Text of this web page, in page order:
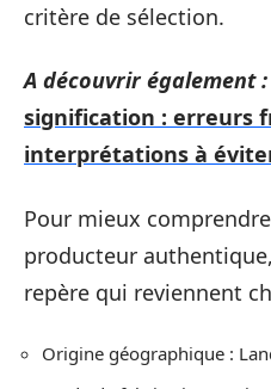
critère de sélection.
A découvrir également :
signification : erreurs
interprétations à
Pour mieux
producteur
repère qui reviennent
Origine géographique :